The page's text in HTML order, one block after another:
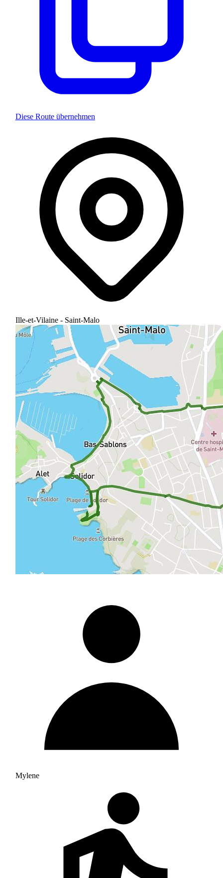
Diese Route übernehmen
Ille-et-Vilaine - Saint-Malo
Mylene